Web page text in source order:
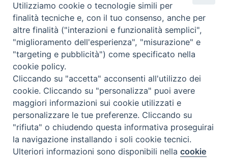
Mar. / Mer. / Giov. ore 9 - 13
nei mesi estivi solo Martedì ore 9 - 13
WebMail
Copyright © Arcidiocesi di Brindisi – Ostuni
Preferenze Cookie
Utilizziamo cookie o tecnologie simili per
finalità tecniche e, con il tuo consenso, anche per
altre finalità ("interazioni e funzionalità semplici",
"miglioramento dell'esperienza", "misurazione" e
"targeting e pubblicità") come specificato nella
cookie policy.
Cliccando su "accetta" acconsenti all'utilizzo dei
cookie. Cliccando su "personalizza" puoi avere
maggiori informazioni sui cookie utilizzati e
personalizzare le tue preferenze. Cliccando su
"rifiuta" o chiudendo questa informativa proseguirai
la navigazione installando i soli cookie tecnici.
Ulteriori informazioni sono disponibili nellacookie